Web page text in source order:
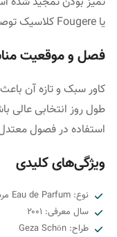
یا Fougere کلاسیک توصیف می‌کنند
فصل و موقعیت
کاور سبک و تازه آن
طول روز انتخابی عالی
استفاده در فصول
ویژگی‌های کلیدی
نوع: Eau de Parfum مردانه
سال معرفی: ۲۰۰۱
طراح: Geza Schön